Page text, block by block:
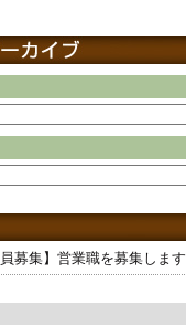
員募集】営業職を募集します